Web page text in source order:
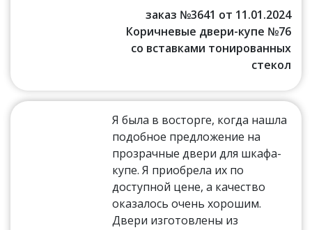
заказ №3641 от 11.01.2024
Коричневые двери-купе №76
со вставками тонированных
стекол
Я была в восторге, когда нашла
подобное предложение на
прозрачные двери для шкафа-
купе. Я приобрела их по
доступной цене, а качество
оказалось очень хорошим.
Двери изготовлены из